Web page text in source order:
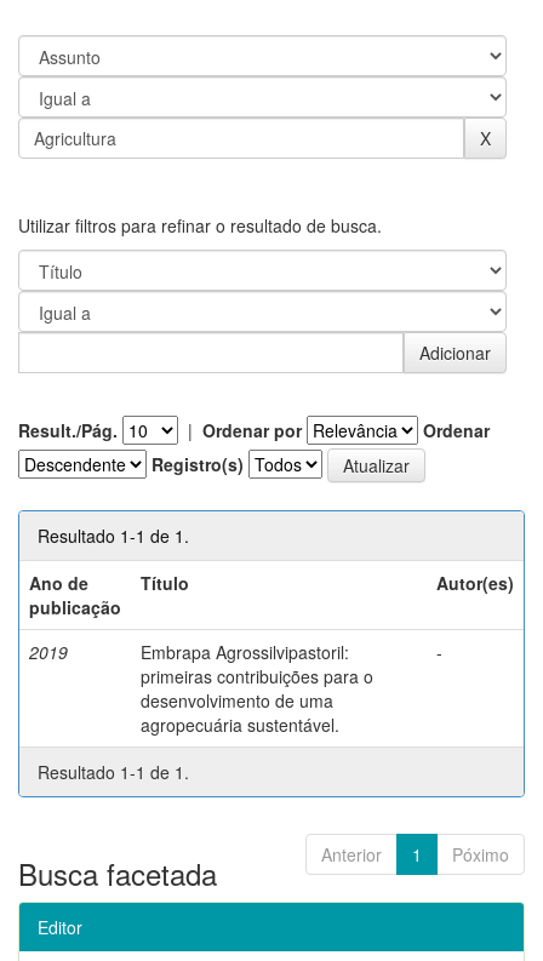
Utilizar filtros para refinar o resultado de busca.
Result./Pág. | Ordenar por
Ordenar
Registro(s)
Resultado 1-1 de 1.
Ano de
publicação
Título Autor(es)
2019
Embrapa Agrossilvipastoril:
primeiras contribuições para o
desenvolvimento de uma
agropecuária sustentável.
-
Resultado 1-1 de 1.
Anterior 1 Póximo
Busca facetada
Editor